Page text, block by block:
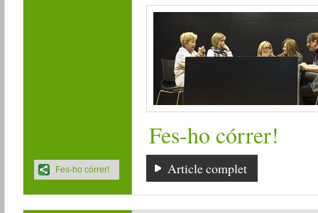
Fes-ho córrer!
Article complet
Fes-ho córrer!